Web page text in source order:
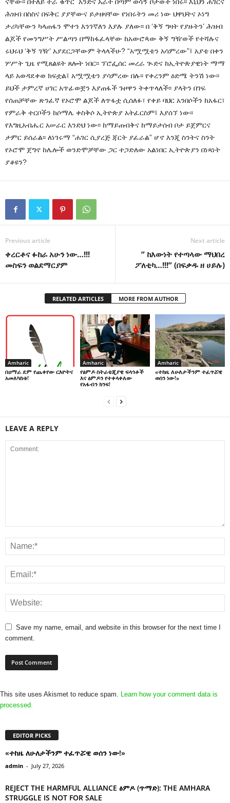
ናቸው፡፡ በተለይ ተራ ቁጥር አንድና አራት በጣም ወሳኝ ቦታወች ነበሩ፡፡ እኒህን ሐገርና
ሕዝብ በስስና በፍቅር ያያቸውና ይታዘዛቸው የነበሩትን መሪ ነው ህዋህትና ኦነግ
ታሪካቸውን ካላጠፋን ሞተን እንገኛለን እያሉ ያለው፡፡ በ ‘ቅኝ ግዛት የያዙትን’ ሕዝብ
ልጆች የመንግሥት ሥልጣን በማከፋፈላቸው ከአውሮጳው ቅኝ ግዥወች የተሻሉና
ሩህሩህ ‘ቅኝ ገዥ’ አያደርጋቸውም ትላላችሁ? “አሟሟቴን አሳምረው”፤ አያቴ በቀን
ሦሥት ጊዜ የሚጸልዩት ጸሎት ነበር፡፡ ፕሮፌሰር መረራ ጒድና ከኢትዮጵያዊነት ማማ
ላይ አወዳደቀወ ክፍቷል፤ አሟሟቴን ያሳምረው በሉ፡፡ የቀረንም ዕድሜ ትንሽ ነው፡፡
ይህች ታምረኛ ሀገር አጥፊወቿን እያጠፋች ጉዞዋን ትቀጥላለች፡፡ ያላትን በገፍ
የሰጠቻቸው ጽንፈኛ የኦሮሞ ልጆች ለጥፋቷ ሲሰለፉ፣ የቀይ ባህር አንበሶችን ከአፋር፣
የምራቅ ተርቦችን ከሶማሌ ቀስቅሶ ኢትዮጵያ አትፈርስም፤ እያሰኘ ነው፡፡
የእግዚአብሔር አሠራር እንድህ ነው፡፡ ከማይጠብቅና ከማይታሰብ ቦታ ይጀምርና
ታምር ይሰራል፡፡ ለነገሩማ “ሐገር ሲያረጅ ጃርት ያፈራል” ሆኖ እንጂ ስንትና ስንት
የኦሮሞ ጀግኖ ከሌሎች ወንድሞቻቸው ጋር ተጋድለው አልነበር ኢትዮጵያን በነጻነት
ያቆዩን?
Previous article
ቀረርቶና ፉከራ አሁን ነው…!!!
መስፍን ወልደማርያም
Next article
” ከእውነት የተጣላው ማህበረ
ፖለቲካ…!!!” (በፍቃዱ ዘ ሀይሉ)
RELATED ARTICLES MORE FROM AUTHOR
Amharic
በዐማራ ደም የጨቀየው ርእዮትና
አመለካከቱ!
Amharic
የፅምዶ ስትራቴጂያዊ ፍላጎቶች
እና ፅምዶን የተቀላቀለው
የአፋብን ክንፍ!
Amharic
«ተከዜ ለሁለታችንም ተፈጥሯዊ
ወሰን ነው!»
LEAVE A REPLY
Save my name, email, and website in this browser for the next time I
comment.
This site uses Akismet to reduce spam. Learn how your comment data is
processed.
EDITOR PICKS
«ተከዜ ለሁለታችንም ተፈጥሯዊ ወሰን ነው!»
admin - July 27, 2026
REJECT THE HARMFUL ALLIANCE ፅምዶ (ጥማድ): THE AMHARA
STRUGGLE IS NOT FOR SALE